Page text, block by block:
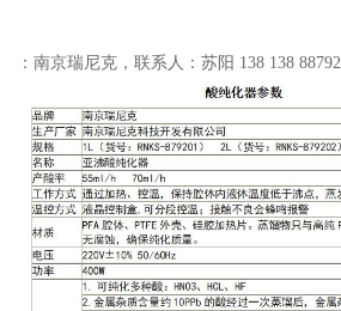
：南京瑞尼克，联系人：苏阳 138 138 88792